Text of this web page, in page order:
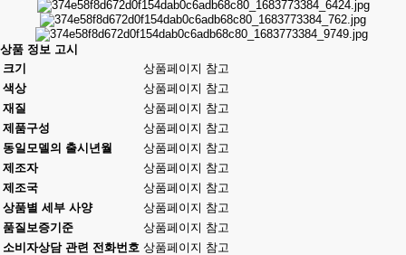
상품 정보 고시
크기
상품페이지 참고
색상
상품페이지 참고
재질
상품페이지 참고
제품구성
상품페이지 참고
동일모델의 출시년월
상품페이지 참고
제조자
상품페이지 참고
제조국
상품페이지 참고
상품별 세부 사양
상품페이지 참고
품질보증기준
상품페이지 참고
소비자상담 관련 전화번호 상품페이지 참고